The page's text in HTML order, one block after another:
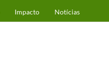
Impacto Notícias